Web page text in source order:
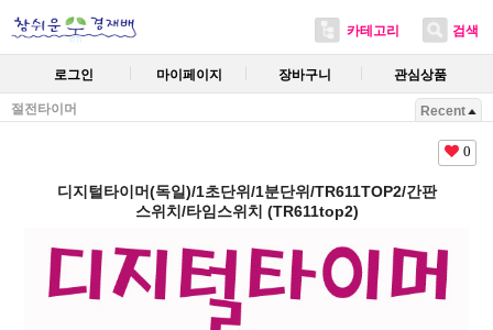
카테고리 검색
로그인 마이페이지 장바구니 관심상품
절전타이머 Recent
0
디지털타이머(독일)/1초단위/1분단위/TR611TOP2/간판
스위치/타임스위치 (TR611top2)